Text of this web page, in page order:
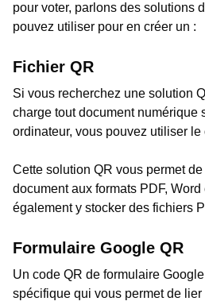
pour voter, parlons des solutions
pouvez utiliser pour en créer un :
Fichier QR
Si vous recherchez une solution
charge tout document numérique
ordinateur, vous pouvez utiliser le
Cette solution QR vous permet
document aux formats PDF,
également y stocker des fichiers
Formulaire Google QR
Un code QR de formulaire
spécifique qui vous permet de